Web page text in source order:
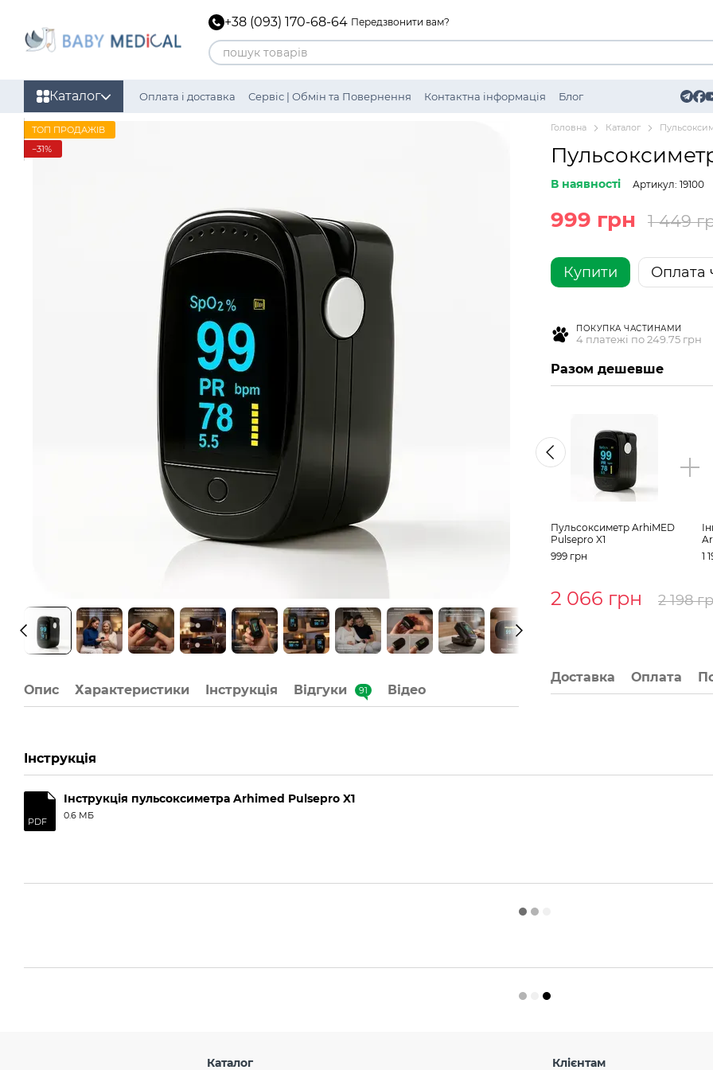
+38 (093) 170-68-64 Передзвонити вам?
Каталог Оплата і доставка Сервіс | Обмін та Повернення Контактна інформація
Блог
ТОП ПРОДАЖІВ
−31%
Опис Характеристики Інструкція Відгуки 91 Відео
Головна Каталог
В наявності Артикул: 19100
999 грн 1 449
Купити Оплата
ПОКУПКА ЧАСТИНАМИ
4 платежі по 249.75 грн
Разом дешевше
Пульсоксиметр ArhiMED
Pulsepro X1
999 грн
1
2 066 грн 2 198
Доставка Оплата
Інструкція
PDF
Інструкція пульсоксиметра Arhimed Pulsepro X1
0.6 МБ
Каталог Клієнтам